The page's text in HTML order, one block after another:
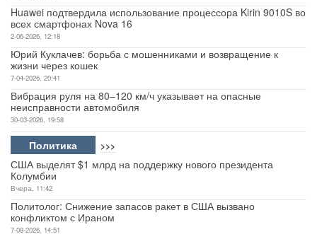
Huawei подтвердила использование процессора Kirin 9010S во
всех смартфонах Nova 16
2-06-2026, 12:18
Юрий Куклачев: борьба с мошенниками и возвращение к
жизни через кошек
7-04-2026, 20:41
Вибрация руля на 80–120 км/ч указывает на опасные
неисправности автомобиля
30-03-2026, 19:58
Политика >>>
США выделят $1 млрд на поддержку нового президента
Колумбии
Вчера, 11:42
Политолог: Снижение запасов ракет в США вызвано
конфликтом с Ираном
7-08-2026, 14:51